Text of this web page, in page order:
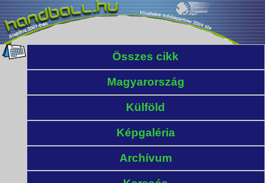
Összes cikk
Magyarország
Külföld
Képgaléria
Archívum